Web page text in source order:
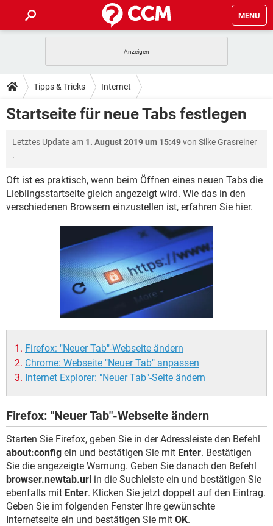
MENU
ANDROID
WINDOWS 10 INSTAGRAM
TIPPS & TRICKS
SPIELE
ANDROID IOS
WINDOWS 10 INSTAGRAM
FACEBOOK HARDWARE
DOWNLOADS
WHATSAPP TIKTOK
FORUM
ANDROID IOS
WINDOWS 10 INSTAGRAM
TIKTOK
HARDWARE
SPIELE STREAMING
INSTAGRAM
TIKTOK
HARDWARE
Tipps & Tricks Internet
Startseite für neue Tabs festlegen
Letztes Update am 1. August 2019 um 15:49von Silke Grasreiner
.
Oft ist es praktisch, wenn beim Öffnen eines neuen Tabs die
Lieblingsstartseite gleich angezeigt wird. Wie das in den
verschiedenen Browsern einzustellen ist, erfahren Sie hier.
Firefox: "Neuer Tab"-Webseite ändern
Chrome: Webseite "Neuer Tab" anpassen
Internet Explorer: "Neuer Tab"-Seite ändern
Firefox: "Neuer Tab"-Webseite ändern
Starten Sie Firefox, geben Sie in der Adressleiste den Befehl
about:config ein und bestätigen Sie mit Enter. Bestätigen
Sie die angezeigte Warnung. Geben Sie danach den Befehl
browser.newtab.url in die Suchleiste ein und bestätigen Sie
ebenfalls mit Enter. Klicken Sie jetzt doppelt auf den Eintrag.
Geben Sie im folgenden Fenster Ihre gewünschte
Internetseite ein und bestätigen Sie mit OK.